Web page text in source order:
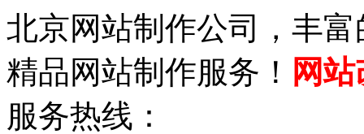
北京网站制作公司，丰
精品网站制作服务！ 网
服务热线：